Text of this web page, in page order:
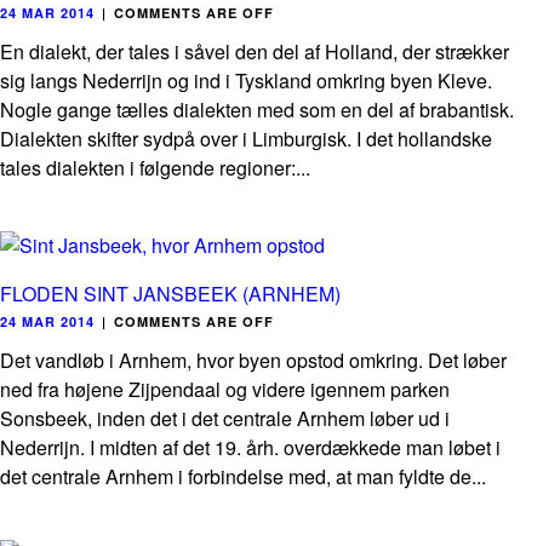
24 MAR 2014 | COMMENTS ARE OFF
En dialekt, der tales i såvel den del af Holland, der strækker
sig langs Nederrijn og ind i Tyskland omkring byen Kleve.
Nogle gange tælles dialekten med som en del af brabantisk.
Dialekten skifter sydpå over i Limburgisk. I det hollandske
tales dialekten i følgende regioner:...
FLODEN SINT JANSBEEK (ARNHEM)
24 MAR 2014 | COMMENTS ARE OFF
Det vandløb i Arnhem, hvor byen opstod omkring. Det løber
ned fra højene Zijpendaal og videre igennem parken
Sonsbeek, inden det i det centrale Arnhem løber ud i
Nederrijn. I midten af det 19. årh. overdækkede man løbet i
det centrale Arnhem i forbindelse med, at man fyldte de...